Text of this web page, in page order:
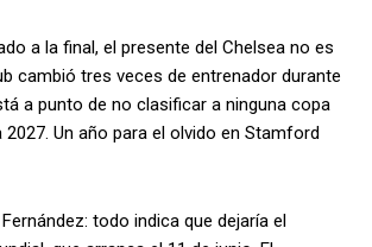
a la final, el presente del Chelsea no es
cambió tres veces de entrenador durante
a punto de no clasificar a ninguna copa
Un año para el olvido en Stamford
todo indica que dejaría el